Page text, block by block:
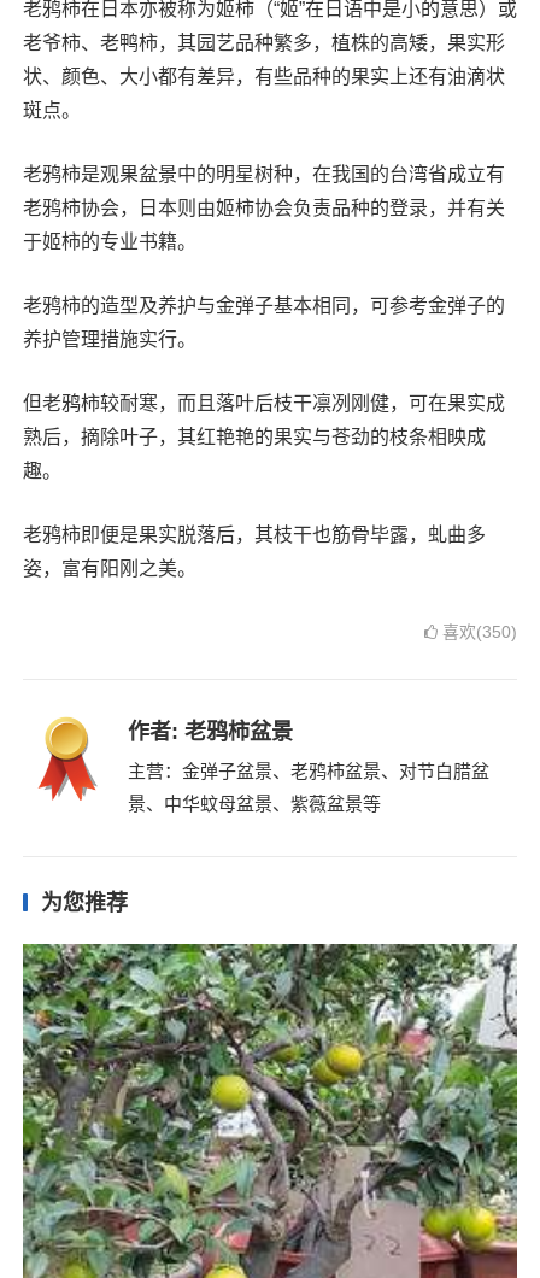
老鸦柿在日本亦被称为姬柿（“姬”在日语中是小的意思）或
老爷柿、老鸭柿，其园艺品种繁多，植株的高矮，果实形
状、颜色、大小都有差异，有些品种的果实上还有油滴状
斑点。
老鸦柿是观果盆景中的明星树种，在我国的台湾省成立有
老鸦柿协会，日本则由姬柿协会负责品种的登录，并有关
于姬柿的专业书籍。
老鸦柿的造型及养护与金弹子基本相同，可参考金弹子的
养护管理措施实行。
但老鸦柿较耐寒，而且落叶后枝干凛冽刚健，可在果实成
熟后，摘除叶子，其红艳艳的果实与苍劲的枝条相映成
趣。
老鸦柿即便是果实脱落后，其枝干也筋骨毕露，虬曲多
姿，富有阳刚之美。
喜欢(350)
作者: 老鸦柿盆景
主营：金弹子盆景、老鸦柿盆景、对节白腊盆
景、中华蚊母盆景、紫薇盆景等
为您推荐